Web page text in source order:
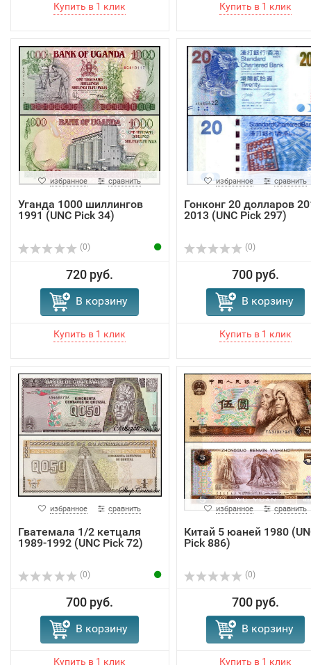
избранное сравнить
Уганда 1000 шиллингов
1991 (UNC Pick 34)
(0)
720 руб.
В корзину
избранное сравнить
Гонконг 20 долларов
2013 (UNC Pick 297)
(0)
700 руб.
В корзину
избранное сравнить
Гватемала 1/2 кетцаля
1989-1992 (UNC Pick 72)
(0)
700 руб.
В корзину
избранное сравнить
Китай 5 юаней 1980
Pick 886)
(0)
700 руб.
В корзину